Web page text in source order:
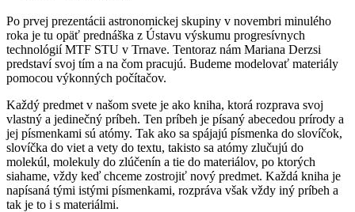
Po prvej prezentácii astronomickej skupiny v novembri minulého
roka je tu opäť prednáška z Ústavu výskumu progresívnych
technológií MTF STU v Trnave. Tentoraz nám Mariana Derzsi
predstaví svoj tím a na čom pracujú. Budeme modelovať materiály
pomocou výkonných počítačov.
Každý predmet v našom svete je ako kniha, ktorá rozprava svoj
vlastný a jedinečný príbeh. Ten príbeh je písaný abecedou prírody a
jej písmenkami sú atómy. Tak ako sa spájajú písmenka do slovíčok,
slovíčka do viet a vety do textu, takisto sa atómy zlučujú do
molekúl, molekuly do zlúčenín a tie do materiálov, po ktorých
siahame, vždy keď chceme zostrojiť nový predmet. Každá kniha je
napísaná tými istými písmenkami, rozpráva však vždy iný príbeh a
tak je to i s materiálmi.